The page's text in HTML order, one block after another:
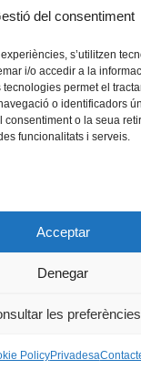
del consentiment
s’utilitzen
i/o accedir a la
tecnologies permet el
o identificadors
consentiment o la seua
funcionalitats i serveis.
Acceptar
Denegar
les preferències
PolicyPrivadesa
Bluesky
Instagram
Flickr
QUI SOM
SOSTENIBLE
2026 -